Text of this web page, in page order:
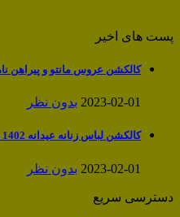
پست های اخیر
کالکشن عروس مانتو و پیراهن
2023-02-01 بدون نظر
کالکشن لباس زنانه عیدانه 1402 مزون ایران زمین
2023-02-01 بدون نظر
دسترسی سریع